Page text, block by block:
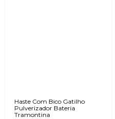
Haste Com Bico Gatilho
Pulverizador Bateria
Tramontina